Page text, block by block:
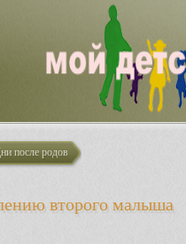
после родов
второго малыша